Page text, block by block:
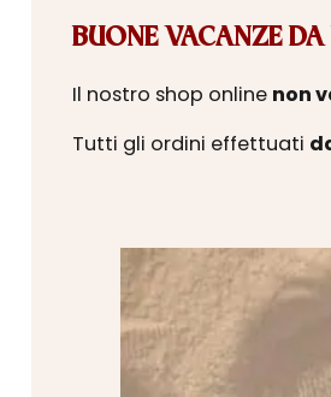
BUONE VACANZE
Il nostro shop online non
Tutti gli ordini effettuati